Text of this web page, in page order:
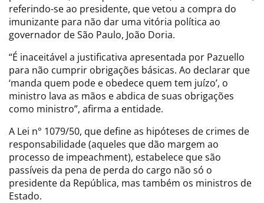
referindo-se ao presidente, que vetou a compra do
imunizante para não dar uma vitória política ao
governador de São Paulo, João Doria.
“É inaceitável a justificativa apresentada por Pazuello
para não cumprir obrigações básicas. Ao declarar que
‘manda quem pode e obedece quem tem juízo’, o
ministro lava as mãos e abdica de suas obrigações
como ministro”, afirma a entidade.
A Lei n° 1079/50, que define as hipóteses de crimes de
responsabilidade (aqueles que dão margem ao
processo de impeachment), estabelece que são
passíveis da pena de perda do cargo não só o
presidente da República, mas também os ministros de
Estado.